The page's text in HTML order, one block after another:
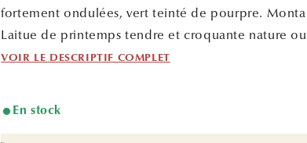
fortement ondulées, vert teinté de pourpre.
Laitue de printemps tendre et croquante nature
VOIR LE DESCRIPTIF COMPLET
En stock